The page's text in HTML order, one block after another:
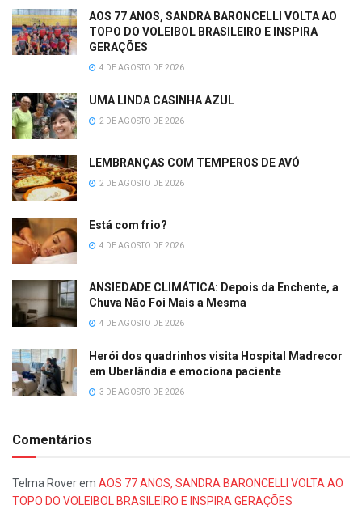
AOS 77 ANOS, SANDRA BARONCELLI VOLTA AO
TOPO DO VOLEIBOL BRASILEIRO E INSPIRA
GERAÇÕES
4 DE AGOSTO DE 2026
UMA LINDA CASINHA AZUL
2 DE AGOSTO DE 2026
LEMBRANÇAS COM TEMPEROS DE AVÓ
2 DE AGOSTO DE 2026
Está com frio?
4 DE AGOSTO DE 2026
ANSIEDADE CLIMÁTICA: Depois da Enchente, a
Chuva Não Foi Mais a Mesma
4 DE AGOSTO DE 2026
Herói dos quadrinhos visita Hospital Madrecor
em Uberlândia e emociona paciente
3 DE AGOSTO DE 2026
Comentários
Telma Roverem AOS 77 ANOS, SANDRA BARONCELLI VOLTA AO
TOPO DO VOLEIBOL BRASILEIRO E INSPIRA GERAÇÕES